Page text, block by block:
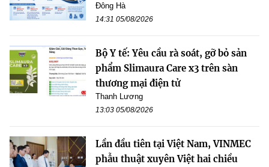
Đông Hà
14:31 05/08/2026
Bộ Y tế: Yêu cầu rà soát, gỡ bỏ sản
phẩm Slimaura Care x3 trên sàn
thương mại điện tử
Thanh Lương
13:03 05/08/2026
Lần đầu tiên tại Việt Nam, VINMEC
phẫu thuật xuyên Việt hai chiều